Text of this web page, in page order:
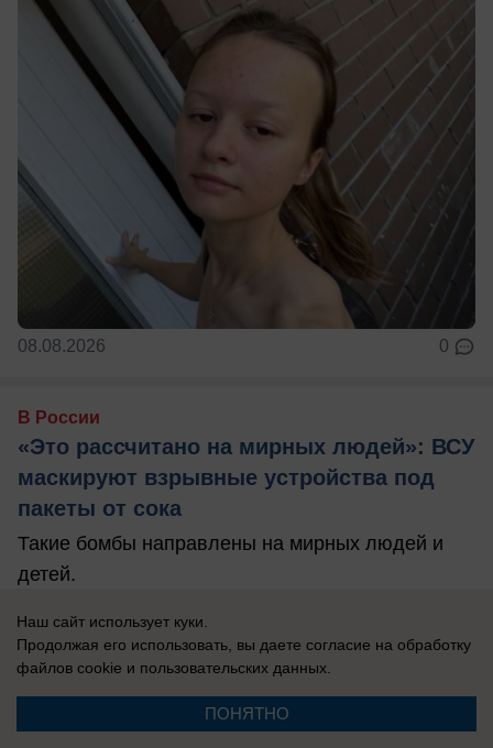
08.08.2026 0
В России
«Это рассчитано на мирных людей»: ВСУ
маскируют взрывные устройства под
пакеты от сока
Такие бомбы направлены на мирных людей и
детей.
Наш сайт использует куки.
Продолжая его использовать, вы даете согласие на обработку
файлов cookie и пользовательских данных.
ПОНЯТНО